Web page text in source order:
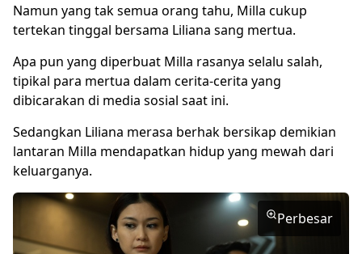
Namun yang tak semua orang tahu, Milla cukup
tertekan tinggal bersama Liliana sang mertua.
Apa pun yang diperbuat Milla rasanya selalu salah,
tipikal para mertua dalam cerita-cerita yang
dibicarakan di media sosial saat ini.
Sedangkan Liliana merasa berhak bersikap demikian
lantaran Milla mendapatkan hidup yang mewah dari
keluarganya.
Perbesar